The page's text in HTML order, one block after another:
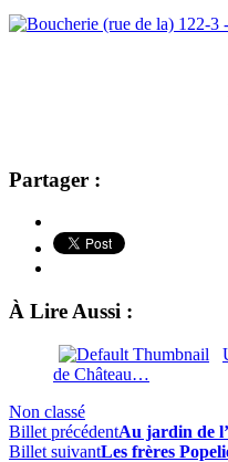
Partager :
À Lire Aussi :
de Château…
Non classé
Billet précédentAu jardin de
Billet suivantLes frères